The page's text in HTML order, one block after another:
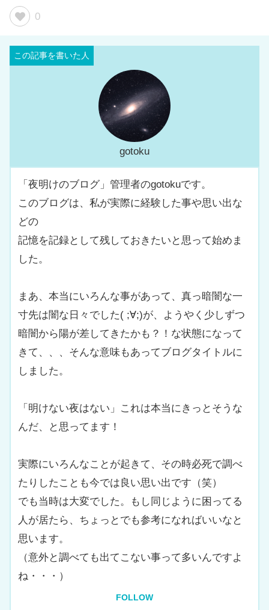
0
gotoku
「夜明けのブログ」管理者のgotokuです。
このブログは、私が実際に経験した事や思い出な
どの
記憶を記録として残しておきたいと思って始めま
した。
まあ、本当にいろんな事があって、真っ暗闇な一
寸先は闇な日々でした( ;∀;)が、ようやく少しずつ
暗闇から陽が差してきたかも？！な状態になって
きて、、、そんな意味もあってブログタイトルに
しました。
「明けない夜はない」これは本当にきっとそうな
んだ、と思ってます！
実際にいろんなことが起きて、その時必死で調べ
たりしたことも今では良い思い出です（笑）
でも当時は大変でした。もし同じように困ってる
人が居たら、ちょっとでも参考になればいいなと
思います。
（意外と調べても出てこない事って多いんですよ
ね・・・）
FOLLOW